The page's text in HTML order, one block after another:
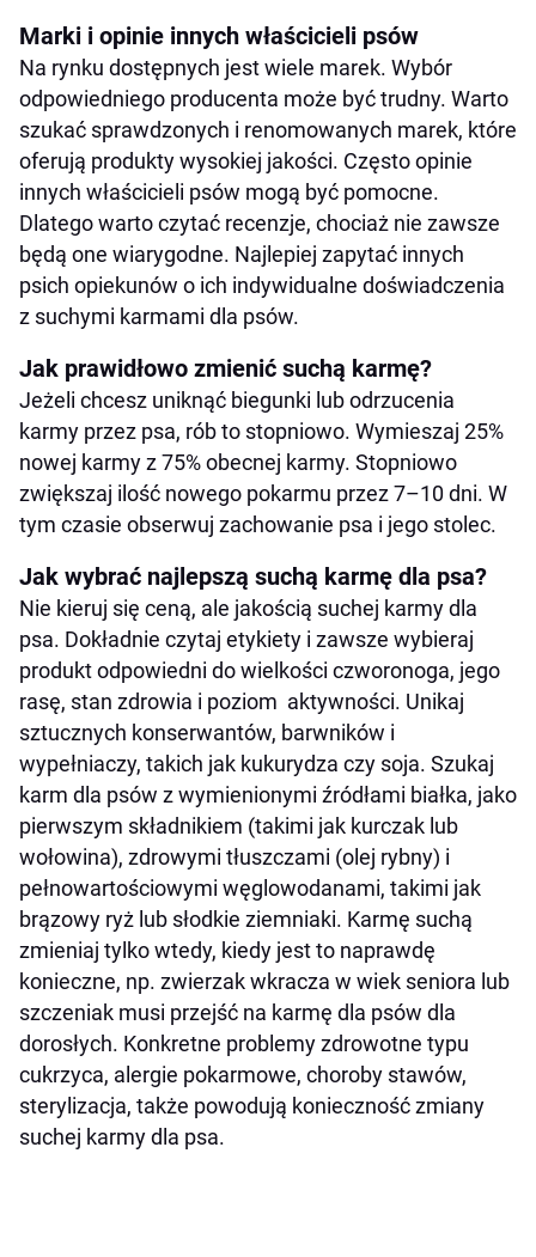
Marki i opinie innych właścicieli psów
Na rynku dostępnych jest wiele marek. Wybór
odpowiedniego producenta może być trudny. Warto
szukać sprawdzonych i renomowanych marek, które
oferują produkty wysokiej jakości. Często opinie
innych właścicieli psów mogą być pomocne.
Dlatego warto czytać recenzje, chociaż nie zawsze
będą one wiarygodne. Najlepiej zapytać innych
psich opiekunów o ich indywidualne doświadczenia
z suchymi karmami dla psów.
Jak prawidłowo zmienić suchą karmę?
Jeżeli chcesz uniknąć biegunki lub odrzucenia
karmy przez psa, rób to stopniowo. Wymieszaj 25%
nowej karmy z 75% obecnej karmy. Stopniowo
zwiększaj ilość nowego pokarmu przez 7–10 dni. W
tym czasie obserwuj zachowanie psa i jego stolec.
Jak wybrać najlepszą suchą karmę dla psa?
Nie kieruj się ceną, ale jakością suchej karmy dla
psa. Dokładnie czytaj etykiety i zawsze wybieraj
produkt odpowiedni do wielkości czworonoga, jego
rasę, stan zdrowia i poziom aktywności. Unikaj
sztucznych konserwantów, barwników i
wypełniaczy, takich jak kukurydza czy soja. Szukaj
karm dla psów z wymienionymi źródłami białka, jako
pierwszym składnikiem (takimi jak kurczak lub
wołowina), zdrowymi tłuszczami (olej rybny) i
pełnowartościowymi węglowodanami, takimi jak
brązowy ryż lub słodkie ziemniaki. Karmę suchą
zmieniaj tylko wtedy, kiedy jest to naprawdę
konieczne, np. zwierzak wkracza w wiek seniora lub
szczeniak musi przejść na karmę dla psów dla
dorosłych. Konkretne problemy zdrowotne typu
cukrzyca, alergie pokarmowe, choroby stawów,
sterylizacja, także powodują konieczność zmiany
suchej karmy dla psa.